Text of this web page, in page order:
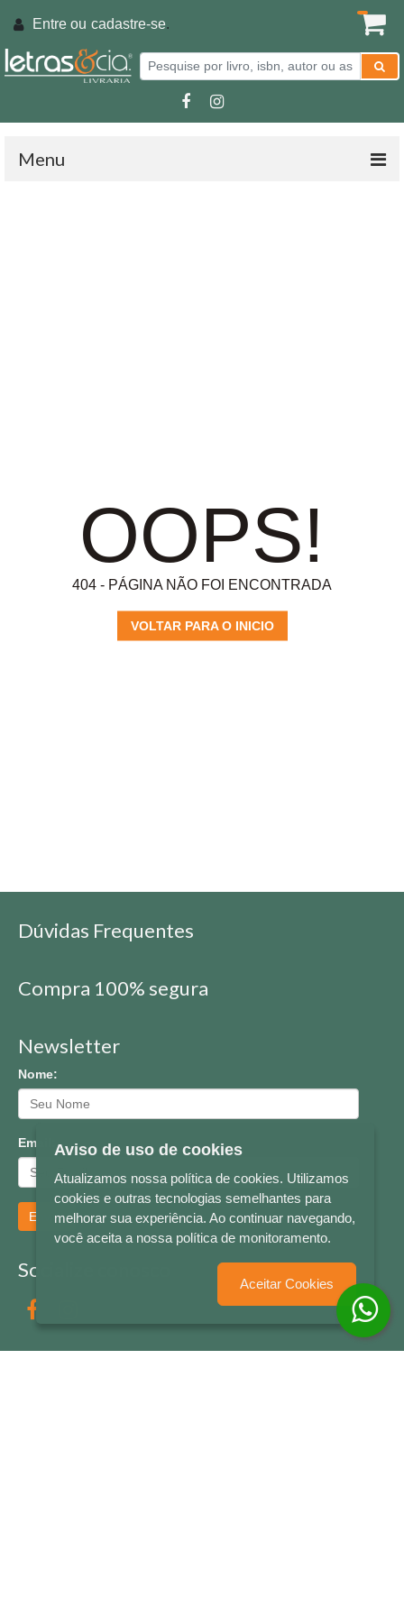
Entre ou cadastre-se.
Menu
OOPS!
404 - PÁGINA NÃO FOI ENCONTRADA
VOLTAR PARA O INICIO
Dúvidas Frequentes
Compra 100% segura
Newsletter
Nome:
Email:
Enviar
Socialize conosco
Aviso de uso de cookies
Atualizamos nossa política de cookies. Utilizamos
cookies e outras tecnologias semelhantes para
melhorar sua experiência. Ao continuar navegando,
você aceita a nossa política de monitoramento.
Aceitar Cookies